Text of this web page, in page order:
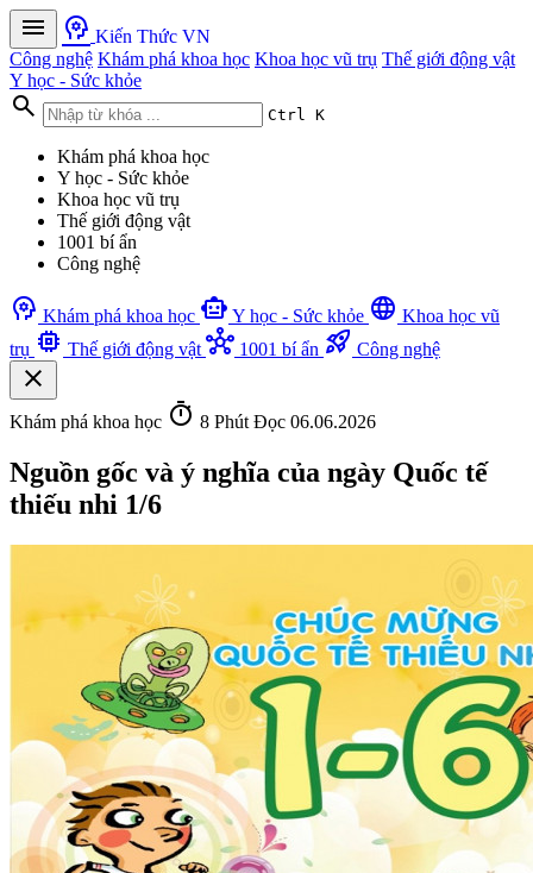
menu psychology Kiến Thức VN
Công nghệ Khám phá khoa học Khoa học vũ trụ Thế giới động vật
Y học - Sức khỏe
search Ctrl K
Khám phá khoa học
Y học - Sức khỏe
Khoa học vũ trụ
Thế giới động vật
1001 bí ẩn
Công nghệ
psychology Khám phá khoa học smart_toy Y học - Sức khỏe language Khoa học vũ
trụ memory Thế giới động vật hub 1001 bí ẩn rocket_launch Công nghệ
close
Khám phá khoa học timer 8 Phút Đọc 06.06.2026
Nguồn gốc và ý nghĩa của ngày Quốc tế
thiếu nhi 1/6